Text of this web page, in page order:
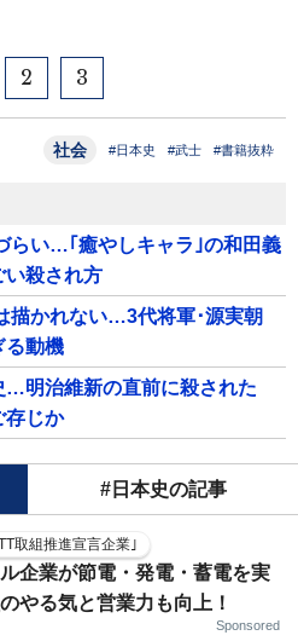
2 3
社会 #日本史 #武士 #書籍抜粋
らい…｢癒やしキャラ｣の和田義
い殺され方
描かれない…3代将軍･源実朝
る動機
…明治維新の直前に殺された
存じか
#日本史の記事
取組推進宣言企業｣
企業が節電・発電・蓄電を実
やる気と営業力も向上！
Sponsored